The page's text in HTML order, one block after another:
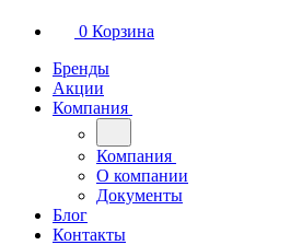
0 Корзина
Бренды
Акции
Компания
Компания
О компании
Документы
Блог
Контакты